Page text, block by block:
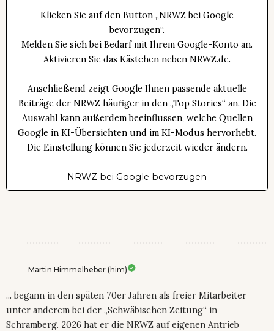
Klicken Sie auf den Button „NRWZ bei Google
bevorzugen“.
Melden Sie sich bei Bedarf mit Ihrem Google-Konto an.
Aktivieren Sie das Kästchen neben NRWZ.de.
Anschließend zeigt Google Ihnen passende aktuelle
Beiträge der NRWZ häufiger in den „Top Stories“ an. Die
Auswahl kann außerdem beeinflussen, welche Quellen
Google in KI-Übersichten und im KI-Modus hervorhebt.
Die Einstellung können Sie jederzeit wieder ändern.
NRWZ bei Google bevorzugen
Martin Himmelheber (him)
... begann in den späten 70er Jahren als freier Mitarbeiter
unter anderem bei der „Schwäbischen Zeitung“ in
Schramberg. 2026 hat er die NRWZ auf eigenen Antrieb